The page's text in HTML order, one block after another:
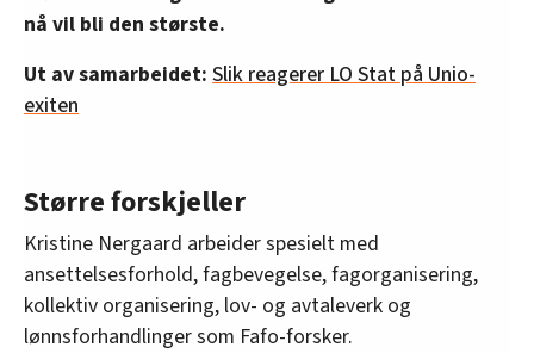
nå vil bli den største.
Ut av samarbeidet: Slik reagerer LO Stat på Unio-
exiten
Større forskjeller
Kristine Nergaard arbeider spesielt med
ansettelsesforhold, fagbevegelse, fagorganisering,
kollektiv organisering, lov- og avtaleverk og
lønnsforhandlinger som Fafo-forsker.